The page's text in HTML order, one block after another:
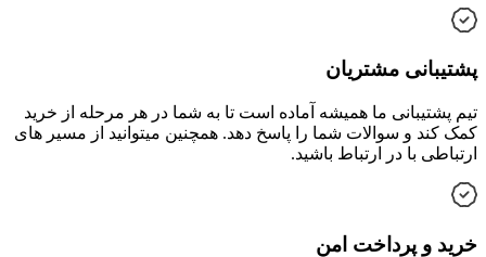
پشتیبانی مشتریان
تیم پشتیبانی ما همیشه آماده است تا به شما در هر مرحله از خرید
کمک کند و سوالات شما را پاسخ دهد. همچنین میتوانید از مسیر های
ارتباطی با در ارتباط باشید.
خرید و پرداخت امن